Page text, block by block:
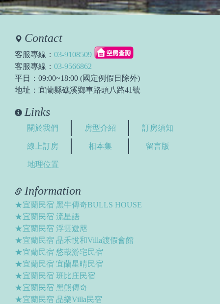
Contact
客服專線： 03-9108509
客服專線： 03-9566862
平日：09:00~18:00 (國定例假日除外)
地址：宜蘭縣礁溪鄉車路頭八路41號
Links
關於我們 房型介紹 訂房須知
線上訂房 相本集 留言版
地理位置
Information
★宜蘭民宿 黑牛傳奇BULLS HOUSE
★宜蘭民宿 流星語
★宜蘭民宿 浮雲遊咫
★宜蘭民宿 品禾悅和Villa渡假會館
★宜蘭民宿 悠哉游宅民宿
★宜蘭民宿 宜蘭星晴民宿
★宜蘭民宿 班比庄民宿
★宜蘭民宿 黑熊傳奇
★宜蘭民宿 品樂Villa民宿